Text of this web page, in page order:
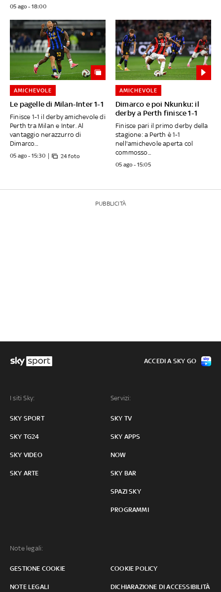
05 ago - 18:00
Le pagelle di Milan-Inter 1-1
AMICHEVOLE
Finisce 1-1 il derby amichevole di
Perth tra Milan e Inter. Al
vantaggio nerazzurro di
Dimarco...
05 ago - 15:30 24 foto
Dimarco e poi Nkunku: il
derby a Perth finisce 1-1
AMICHEVOLE
Finisce pari il primo derby della
stagione: a Perth è 1-1
nell'amichevole aperta col
commosso...
05 ago - 15:05
PUBBLICITÀ
I siti Sky:
SKY SPORT
SKY TG24
SKY VIDEO
SKY ARTE
Servizi:
SKY TV
SKY APPS
NOW
SKY BAR
SPAZI SKY
PROGRAMMI
Note legali:
GESTIONE COOKIE COOKIE POLICY
NOTE LEGALI DICHIARAZIONE DI ACCESSIBILITÀ
ACCEDI A SKY GO